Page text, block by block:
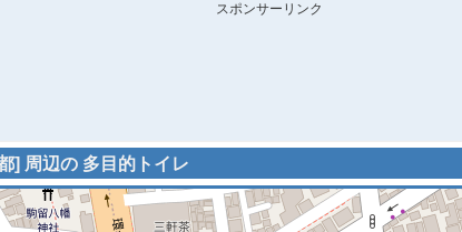
スポンサーリンク
] 周辺の 多目的トイレ